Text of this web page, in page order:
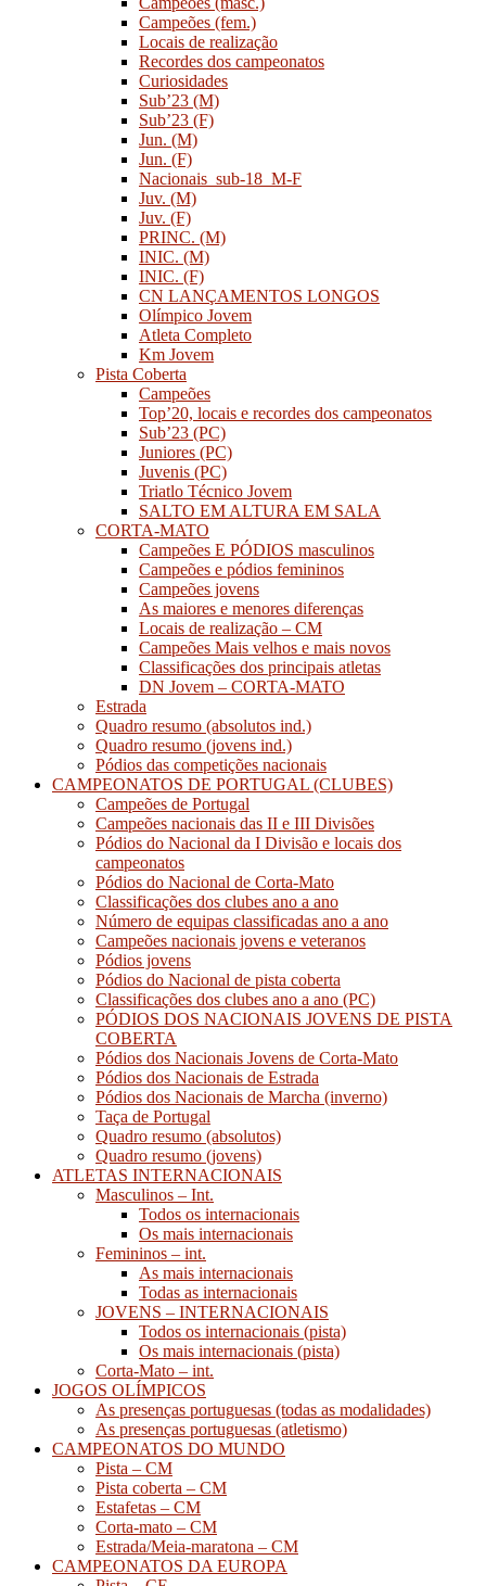
Campeões (fem.)
Locais de realização
Recordes dos campeonatos
Curiosidades
Sub’23 (M)
Sub’23 (F)
Jun. (M)
Jun. (F)
Nacionais_sub-18_M-F
Juv. (M)
Juv. (F)
PRINC. (M)
INIC. (M)
INIC. (F)
CN LANÇAMENTOS LONGOS
Olímpico Jovem
Atleta Completo
Km Jovem
Pista Coberta
Campeões
Top’20, locais e recordes dos campeonatos
Sub’23 (PC)
Juniores (PC)
Juvenis (PC)
Triatlo Técnico Jovem
SALTO EM ALTURA EM SALA
CORTA-MATO
Campeões E PÓDIOS masculinos
Campeões e pódios femininos
Campeões jovens
As maiores e menores diferenças
Locais de realização – CM
Campeões Mais velhos e mais novos
Classificações dos principais atletas
DN Jovem – CORTA-MATO
Estrada
Quadro resumo (absolutos ind.)
Quadro resumo (jovens ind.)
Pódios das competições nacionais
CAMPEONATOS DE PORTUGAL (CLUBES)
Campeões de Portugal
Campeões nacionais das II e III Divisões
Pódios do Nacional da I Divisão e locais dos
campeonatos
Pódios do Nacional de Corta-Mato
Classificações dos clubes ano a ano
Número de equipas classificadas ano a ano
Campeões nacionais jovens e veteranos
Pódios jovens
Pódios do Nacional de pista coberta
Classificações dos clubes ano a ano (PC)
PÓDIOS DOS NACIONAIS JOVENS DE PISTA
COBERTA
Pódios dos Nacionais Jovens de Corta-Mato
Pódios dos Nacionais de Estrada
Pódios dos Nacionais de Marcha (inverno)
Taça de Portugal
Quadro resumo (absolutos)
Quadro resumo (jovens)
ATLETAS INTERNACIONAIS
Masculinos – Int.
Todos os internacionais
Os mais internacionais
Femininos – int.
As mais internacionais
Todas as internacionais
JOVENS – INTERNACIONAIS
Todos os internacionais (pista)
Os mais internacionais (pista)
Corta-Mato – int.
JOGOS OLÍMPICOS
As presenças portuguesas (todas as modalidades)
As presenças portuguesas (atletismo)
CAMPEONATOS DO MUNDO
Pista – CM
Pista coberta – CM
Estafetas – CM
Corta-mato – CM
Estrada/Meia-maratona – CM
CAMPEONATOS DA EUROPA